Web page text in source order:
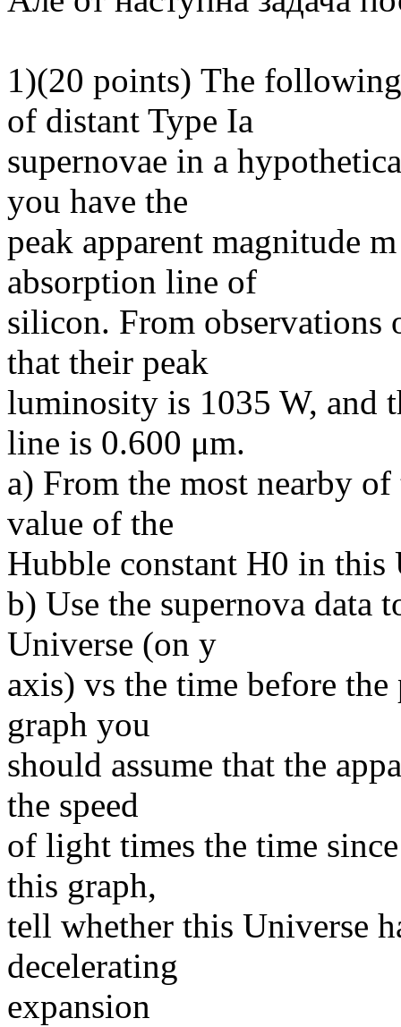
1)(20 points) The
of distant Type Ia
supernovae in a
you have the
peak apparent magnitude
absorption line of
silicon. From observations
that their peak
luminosity is 1035 W, and
line is 0.600 μm.
a) From the most nearby of
value of the
Hubble constant H0 in this
b) Use the supernova data
Universe (on y
axis) vs the time before
graph you
should assume that the
the speed
of light times the time
this graph,
tell whether this Universe
decelerating
expansion